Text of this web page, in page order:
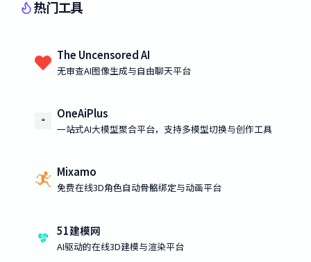
热门工具
The Uncensored AI
无审查AI图像生成与自由聊天平台
OneAiPlus
一站式AI大模型聚合平台，支持多模型切换与创作工具
Mixamo
免费在线3D角色自动骨骼绑定与动画平台
51建模网
AI驱动的在线3D建模与渲染平台